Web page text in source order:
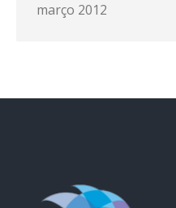
março 2012